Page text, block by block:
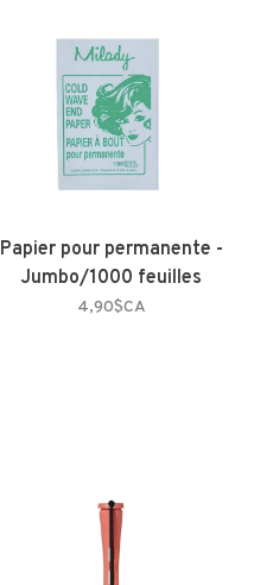
Papier pour permanente -
Jumbo/1000 feuilles
4,90$CA